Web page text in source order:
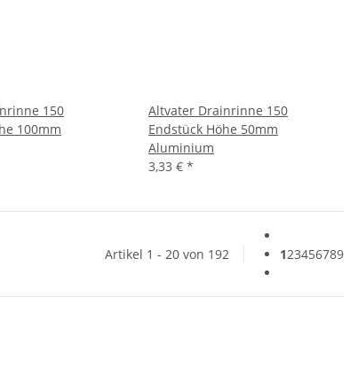
150
100mm
Altvater Drainrinne 150
Endstück Höhe 50mm
Aluminium
3,33 € *
Artikel 1 - 20 von 192 123456789